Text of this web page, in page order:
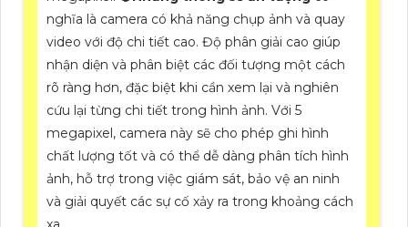
nghĩa là camera có khả năng chụp ảnh và quay
video với độ chi tiết cao. Độ phân giải cao giúp
nhận diện và phân biệt các đối tượng một cách
rõ ràng hơn, đặc biệt khi cần xem lại và nghiên
cứu lại từng chi tiết trong hình ảnh. Với 5
megapixel, camera này sẽ cho phép ghi hình
chất lượng tốt và có thể dễ dàng phân tích hình
ảnh, hỗ trợ trong việc giám sát, bảo vệ an ninh
và giải quyết các sự cố xảy ra trong khoảng cách